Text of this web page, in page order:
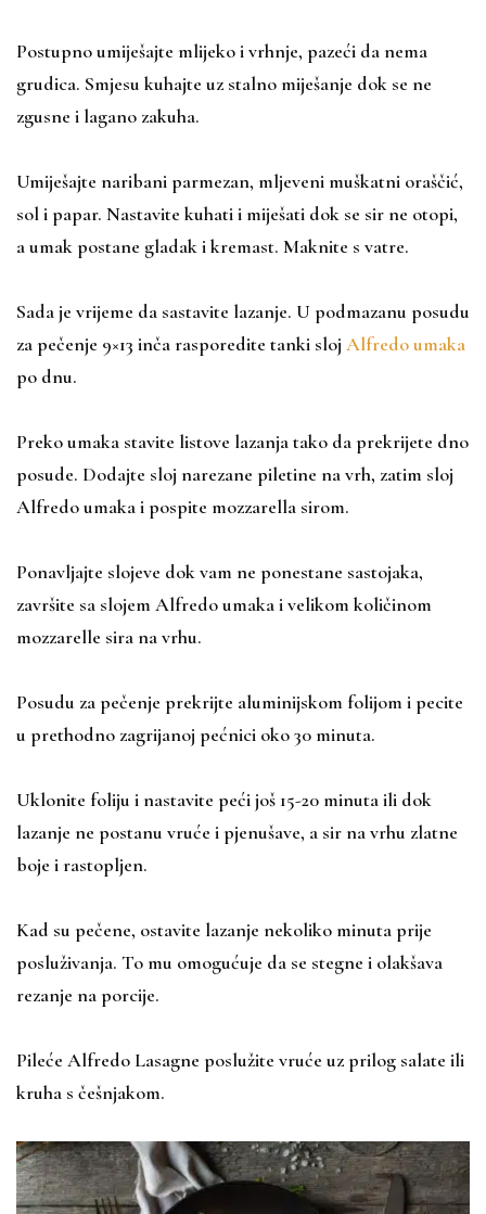
Postupno umiješajte mlijeko i vrhnje, pazeći da nema
grudica. Smjesu kuhajte uz stalno miješanje dok se ne
zgusne i lagano zakuha.
Umiješajte naribani parmezan, mljeveni muškatni oraščić,
sol i papar. Nastavite kuhati i miješati dok se sir ne otopi,
a umak postane gladak i kremast. Maknite s vatre.
Sada je vrijeme da sastavite lazanje. U podmazanu posudu
za pečenje 9×13 inča rasporedite tanki sloj Alfredo umaka
po dnu.
Preko umaka stavite listove lazanja tako da prekrijete dno
posude. Dodajte sloj narezane piletine na vrh, zatim sloj
Alfredo umaka i pospite mozzarella sirom.
Ponavljajte slojeve dok vam ne ponestane sastojaka,
završite sa slojem Alfredo umaka i velikom količinom
mozzarelle sira na vrhu.
Posudu za pečenje prekrijte aluminijskom folijom i pecite
u prethodno zagrijanoj pećnici oko 30 minuta.
Uklonite foliju i nastavite peći još 15-20 minuta ili dok
lazanje ne postanu vruće i pjenušave, a sir na vrhu zlatne
boje i rastopljen.
Kad su pečene, ostavite lazanje nekoliko minuta prije
posluživanja. To mu omogućuje da se stegne i olakšava
rezanje na porcije.
Pileće Alfredo Lasagne poslužite vruće uz prilog salate ili
kruha s češnjakom.